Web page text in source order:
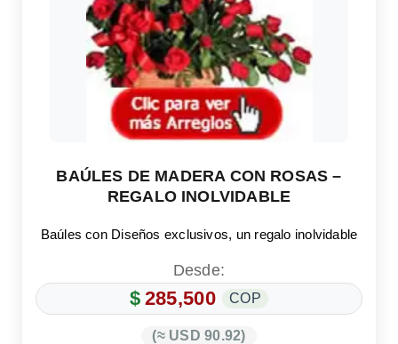
BAÚLES DE MADERA CON ROSAS –
REGALO INOLVIDABLE
Baúles con Diseños exclusivos, un regalo inolvidable
Desde:
$ 285,500 COP
(≈ USD 90.92)